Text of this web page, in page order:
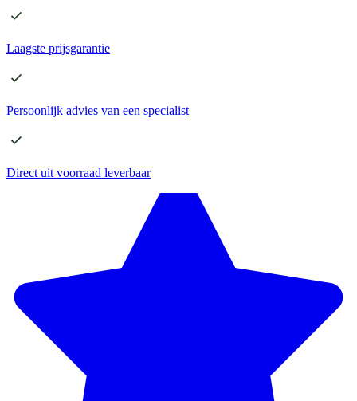
Laagste prijsgarantie
Persoonlijk advies van een specialist
Direct uit voorraad leverbaar